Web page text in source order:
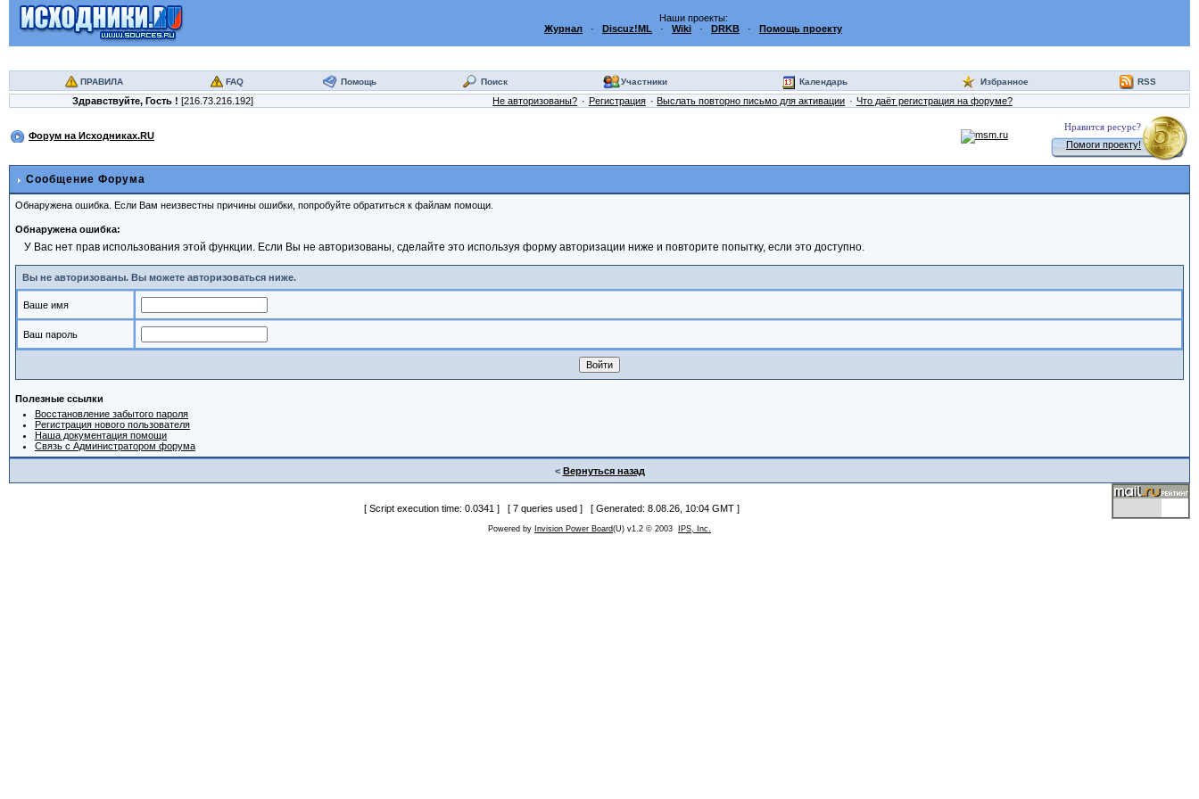
Наши проекты:
Журнал · Discuz!ML · Wiki · DRKB · Помощь проекту
ПРАВИЛА FAQ Помощь Поиск Участники Календарь Избранное RSS
Здравствуйте, Гость ! [216.73.216.192] Не авторизованы? Регистрация Выслать повторно письмо для активации Что даёт регистрация на форуме?
Форум на Исходниках.RU
Нравится ресурс?
Помоги проекту!
Сообщение Форума
Обнаружена ошибка. Если Вам неизвестны причины ошибки, попробуйте обратиться к файлам помощи.
Обнаружена ошибка:
У Вас нет прав использования этой функции. Если Вы не авторизованы, сделайте это используя форму авторизации ниже и повторите попытку, если это доступно.
Вы не авторизованы. Вы можете авторизоваться ниже.
Ваше имя
Ваш пароль
Полезные ссылки
Восстановление забытого пароля
Регистрация нового пользователя
Наша документация помощи
Связь с Администратором форума
< Вернуться назад
[ Script execution time: 0.0341 ] [ 7 queries used ] [ Generated: 8.08.26, 10:04 GMT ]
Powered by Invision Power Board(U) v1.2 © 2003 IPS, Inc.